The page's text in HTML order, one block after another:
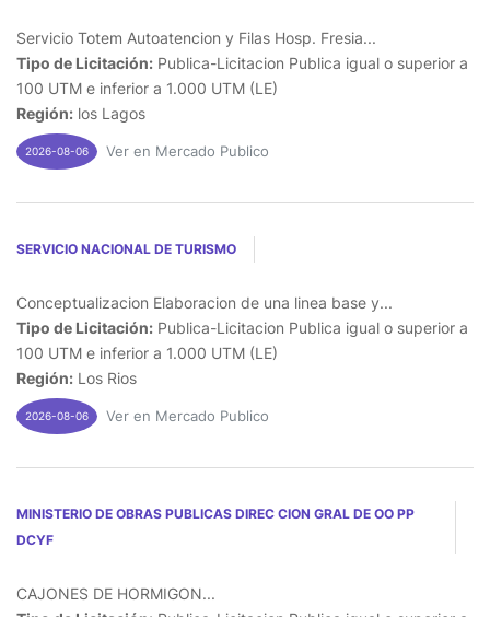
Servicio Totem Autoatencion y Filas Hosp. Fresia...
Tipo de Licitación: Publica-Licitacion Publica igual o superior a
100 UTM e inferior a 1.000 UTM (LE)
Región: los Lagos
2026-08-06 Ver en Mercado Publico
SERVICIO NACIONAL DE TURISMO
Conceptualizacion Elaboracion de una linea base y...
Tipo de Licitación: Publica-Licitacion Publica igual o superior a
100 UTM e inferior a 1.000 UTM (LE)
Región: Los Rios
2026-08-06 Ver en Mercado Publico
MINISTERIO DE OBRAS PUBLICAS DIREC CION GRAL DE OO PP
DCYF
CAJONES DE HORMIGON...